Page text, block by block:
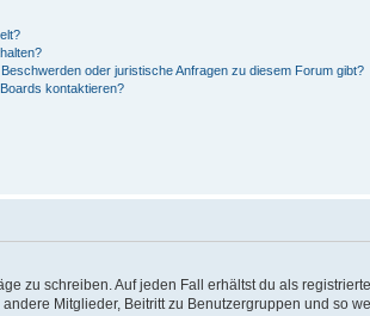
oder juristische Anfragen zu diesem Forum gibt?
kontaktieren?
zu schreiben. Auf jeden Fall erhältst du als
Mitglieder, Beitritt zu Benutzergruppen und so